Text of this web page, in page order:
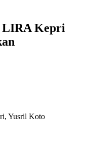
LIRA Kepri
Yusril Koto